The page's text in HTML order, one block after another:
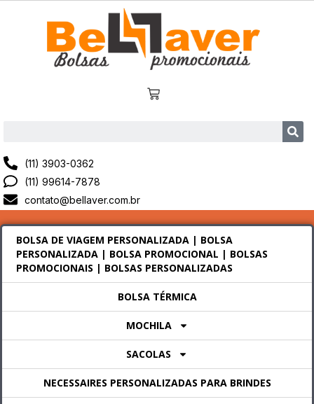
(11) 3903-0362
(11) 99614-7878
contato@bellaver.com.br
BOLSA DE VIAGEM PERSONALIZADA | BOLSA
PERSONALIZADA | BOLSA PROMOCIONAL | BOLSAS
PROMOCIONAIS | BOLSAS PERSONALIZADAS
BOLSA TÉRMICA
MOCHILA
SACOLAS
NECESSAIRES PERSONALIZADAS PARA BRINDES